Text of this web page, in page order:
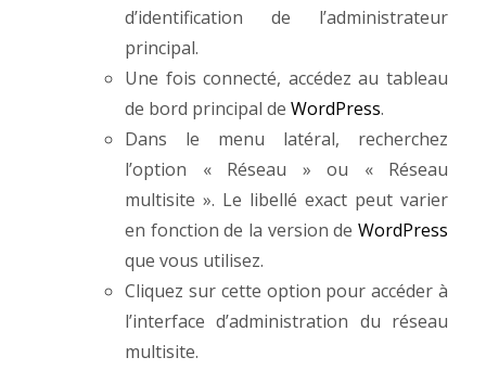
d’identification de l’administrateur
principal.
Une fois connecté, accédez au tableau
de bord principal de WordPress.
Dans le menu latéral, recherchez
l’option « Réseau » ou « Réseau
multisite ». Le libellé exact peut varier
en fonction de la version de WordPress
que vous utilisez.
Cliquez sur cette option pour accéder à
l’interface d’administration du réseau
multisite.